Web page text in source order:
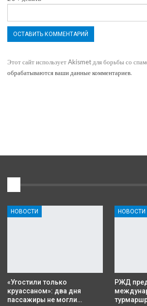
Этот сайт использует Akismet для борьбы со
обрабатываются ваши данные комментариев.
НОВОСТИ
«Угостили только
круассаном»: два дня
пассажиры не могли…
НОВОСТИ
РЖД